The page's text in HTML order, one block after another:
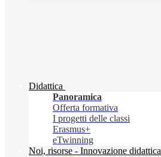
Didattica
Panoramica
Offerta formativa
I progetti delle classi
Erasmus+
eTwinning
Noi, risorse - Innovazione didattica